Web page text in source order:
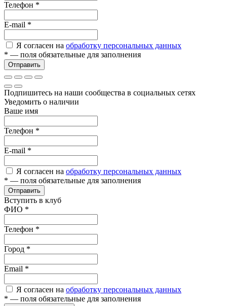
Телефон *
E-mail *
Я согласен на обработку персональных данных
* — поля обязательные для заполнения
Отправить
Подпишитесь на наши сообщества в социальных сетях
Уведомить о наличии
Ваше имя
Телефон *
E-mail *
Я согласен на обработку персональных данных
* — поля обязательные для заполнения
Отправить
Вступить в клуб
ФИО *
Телефон *
Город *
Email *
Я согласен на обработку персональных данных
* — поля обязательные для заполнения